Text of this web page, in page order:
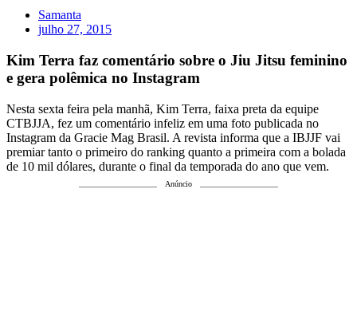
Samanta
julho 27, 2015
Kim Terra faz comentário sobre o Jiu Jitsu feminino
e gera polêmica no Instagram
Nesta sexta feira pela manhã, Kim Terra, faixa preta da equipe
CTBJJA, fez um comentário infeliz em uma foto publicada no
Instagram da Gracie Mag Brasil. A revista informa que a IBJJF vai
premiar tanto o primeiro do ranking quanto a primeira com a bolada
de 10 mil dólares, durante o final da temporada do ano que vem.
Anúncio